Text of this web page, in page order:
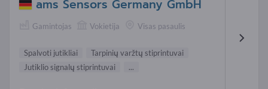
ams Sensors Germany GmbH
Gamintojas Vokietija Visas pasaulis
Spalvoti jutikliai
Tarpinių varžtų stiprintuvai
Jutiklio signalų stiprintuvai
...